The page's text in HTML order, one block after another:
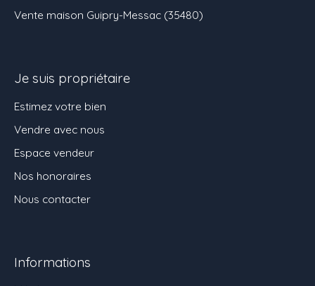
Vente maison Guipry-Messac (35480)
Je suis propriétaire
Estimez votre bien
Vendre avec nous
Espace vendeur
Nos honoraires
Nous contacter
Informations